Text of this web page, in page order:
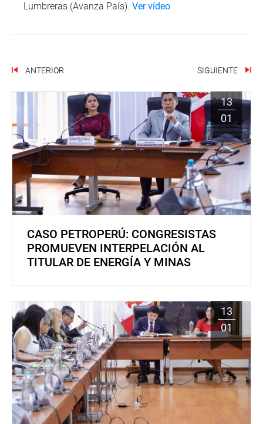
Lumbreras (Avanza País). Ver vídeo
ANTERIOR SIGUIENTE
13
01
CASO PETROPERÚ: CONGRESISTAS
PROMUEVEN INTERPELACIÓN AL
TITULAR DE ENERGÍA Y MINAS
13
01